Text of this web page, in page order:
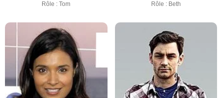
Rôle : Tom Rôle : Beth